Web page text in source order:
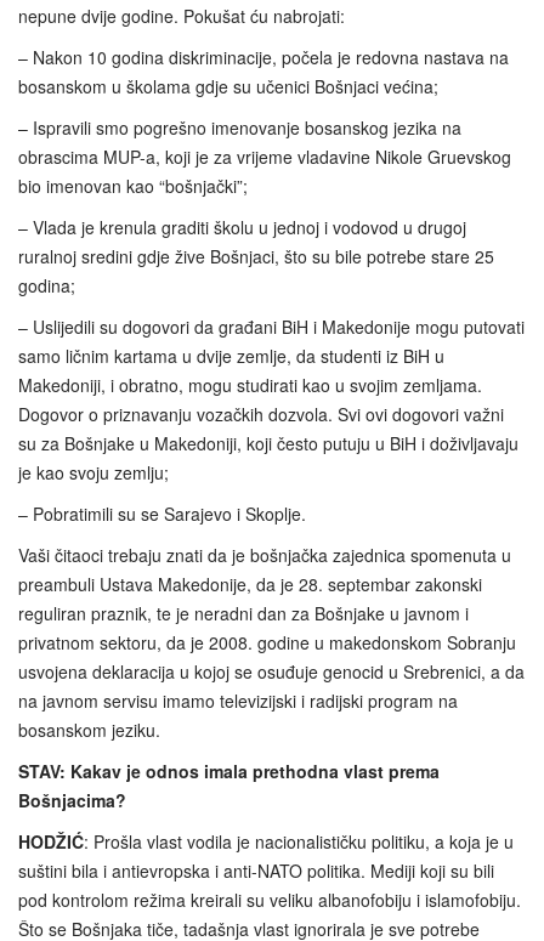
nepune dvije godine. Pokušat ću nabrojati:
– Nakon 10 godina diskriminacije, počela je redovna nastava na
bosanskom u školama gdje su učenici Bošnjaci većina;
– Ispravili smo pogrešno imenovanje bosanskog jezika na
obrascima MUP-a, koji je za vrijeme vladavine Nikole Gruevskog
bio imenovan kao “bošnjački”;
– Vlada je krenula graditi školu u jednoj i vodovod u drugoj
ruralnoj sredini gdje žive Bošnjaci, što su bile potrebe stare 25
godina;
– Uslijedili su dogovori da građani BiH i Makedonije mogu putovati
samo ličnim kartama u dvije zemlje, da studenti iz BiH u
Makedoniji, i obratno, mogu studirati kao u svojim zemljama.
Dogovor o priznavanju vozačkih dozvola. Svi ovi dogovori važni
su za Bošnjake u Makedoniji, koji često putuju u BiH i doživljavaju
je kao svoju zemlju;
– Pobratimili su se Sarajevo i Skoplje.
Vaši čitaoci trebaju znati da je bošnjačka zajednica spomenuta u
preambuli Ustava Makedonije, da je 28. septembar zakonski
reguliran praznik, te je neradni dan za Bošnjake u javnom i
privatnom sektoru, da je 2008. godine u makedonskom Sobranju
usvojena deklaracija u kojoj se osuđuje genocid u Srebrenici, a da
na javnom servisu imamo televizijski i radijski program na
bosanskom jeziku.
STAV: Kakav je odnos imala prethodna vlast prema
Bošnjacima?
HODŽIĆ: Prošla vlast vodila je nacionalističku politiku, a koja je u
suštini bila i antievropska i anti-NATO politika. Mediji koji su bili
pod kontrolom režima kreirali su veliku albanofobiju i islamofobiju.
Što se Bošnjaka tiče, tadašnja vlast ignorirala je sve potrebe